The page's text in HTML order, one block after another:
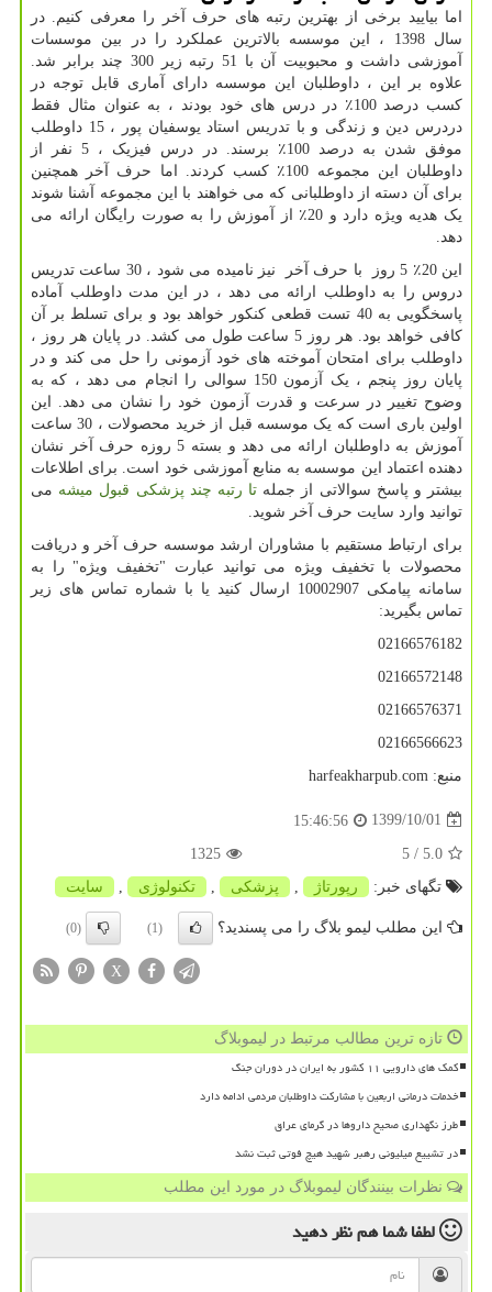
اما بیایید برخی از بهترین رتبه های حرف آخر را معرفی کنیم. در
سال 1398 ، این موسسه بالاترین عملکرد را در بین موسسات
آموزشی داشت و محبوبیت آن با 51 رتبه زیر 300 چند برابر شد.
علاوه بر این ، داوطلبان این موسسه دارای آماری قابل توجه در
کسب درصد 100٪ در درس های خود بودند ، به عنوان مثال فقط
دردرس دین و زندگی و با تدریس استاد یوسفیان پور ، 15 داوطلب
موفق شدن به درصد 100٪ برسند. در درس فیزیک ، 5 نفر از
داوطلبان این مجموعه 100٪ کسب کردند. اما حرف آخر همچنین
برای آن دسته از داوطلبانی که می خواهند با این مجموعه آشنا شوند
یک هدیه ویژه دارد و 20٪ از آموزش را به صورت رایگان ارائه می
دهد.
این 20٪ 5 روز با حرف آخر نیز نامیده می شود ، 30 ساعت تدریس
دروس را به داوطلب ارائه می دهد ، در این مدت داوطلب آماده
پاسخگویی به 40 تست قطعی کنکور خواهد بود و برای تسلط بر آن
کافی خواهد بود. هر روز 5 ساعت طول می کشد. در پایان هر روز ،
داوطلب برای امتحان آموخته های خود آزمونی را حل می کند و در
پایان روز پنجم ، یک آزمون 150 سوالی را انجام می دهد ، که به
وضوح تغییر در سرعت و قدرت آزمون خود را نشان می دهد. این
اولین باری است که یک موسسه قبل از خرید محصولات ، 30 ساعت
آموزش به داوطلبان ارائه می دهد و بسته 5 روزه حرف آخر نشان
دهنده اعتماد این موسسه به منابع آموزشی خود است. برای اطلاعات
بیشتر و پاسخ سوالاتی از جمله تا رتبه چند پزشکی قبول میشه می
توانید وارد سایت حرف آخر شوید.
برای ارتباط مستقیم با مشاوران ارشد موسسه حرف آخر و دریافت
محصولات با تخفیف ویژه می توانید عبارت "تخفیف ویژه" را به
سامانه پیامکی 10002907 ارسال کنید یا با شماره تماس های زیر
تماس بگیرید:
02166576182
02166572148
02166576371
02166566623
منبع: harfeakharpub.com
1399/10/01
15:46:56
5.0
/ 5
1325
تگهای خبر:
رپورتاژ پزشكی تكنولوژی سایت
این مطلب لیمو بلاگ را می پسندید؟ (1)
(0)
X
تازه ترین مطالب مرتبط در لیموبلاگ
کمک های دارویی ۱۱ کشور به ایران در دوران جنگ
خدمات درمانی اربعین با مشارکت داوطلبان مردمی ادامه دارد
طرز نگهداری صحیح داروها در گرمای عراق
در تشییع میلیونی رهبر شهید هیچ فوتی ثبت نشد
نظرات بینندگان لیموبلاگ در مورد این مطلب
لطفا شما همنظر دهید